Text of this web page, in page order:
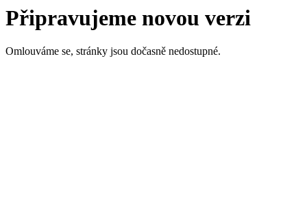
Připravujeme novou verzi
Omlouváme se, stránky jsou dočasně nedostupné.